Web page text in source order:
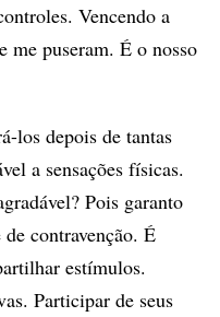
Vencendo a
me puseram. É o nosso
los depois de tantas
a sensações físicas.
Pois garanto
contravenção. É
estímulos.
Participar de seus